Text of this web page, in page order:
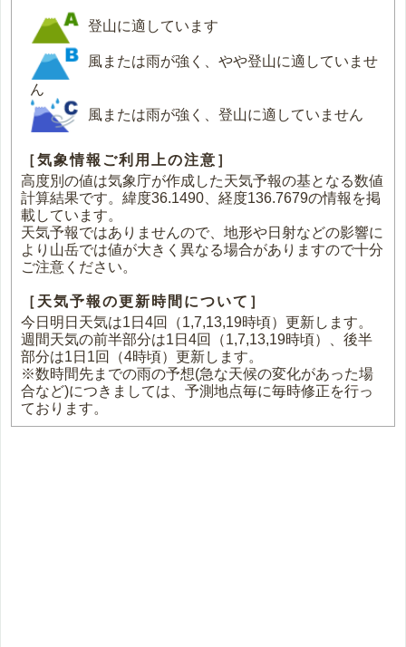
登山に適しています
風または雨が強く、やや登山に適していませ
ん
風または雨が強く、登山に適していません
［気象情報ご利用上の注意］
高度別の値は気象庁が作成した天気予報の基となる数値
計算結果です。緯度36.1490、経度136.7679の情報を掲
載しています。
天気予報ではありませんので、地形や日射などの影響に
より山岳では値が大きく異なる場合がありますので十分
ご注意ください。
［天気予報の更新時間について］
今日明日天気は1日4回（1,7,13,19時頃）更新します。
週間天気の前半部分は1日4回（1,7,13,19時頃）、後半
部分は1日1回（4時頃）更新します。
※数時間先までの雨の予想(急な天候の変化があった場
合など)につきましては、予測地点毎に毎時修正を行っ
ております。